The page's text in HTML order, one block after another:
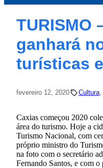
a
TURISMO
ganhará
turísticas
fevereiro 12, 2020 Cultura,
Caxias começou 2020
área do turismo. Hoje a
Turismo Nacional, com
próprio ministro do
na foto com o secretário
Fernando Santos, e com